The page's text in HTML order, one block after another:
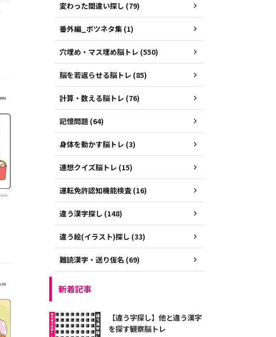
変わった間違い探し (79)
番外編_ボツネタ集 (1)
穴埋め・マス埋め脳トレ (550)
脳を若返らせる脳トレ (85)
計算・数える脳トレ (76)
記憶問題 (64)
身体を動かす脳トレ (3)
連想クイズ脳トレ (15)
運転免許認知機能検査 (16)
違う漢字探し (148)
違う絵(イラスト)探し (33)
難読漢字・送り仮名 (69)
新着記事
【違う字探し】他と違う漢字
を探す観察脳トレ